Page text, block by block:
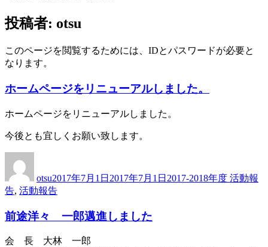
投稿者: otsu
このページを閲覧するためには、IDとパスワードが必要と
なります。
ホームページをリニューアルしました。
ホームページをリニューアルしました。
今後とも宜しくお願い致します。
者
otsu日:
2017年7月1日 2017年7月1日ゴ
2017-2018年度 活動報
告, 活動報告
前途洋々 一郎邁進しました
会 長 大林 一郎